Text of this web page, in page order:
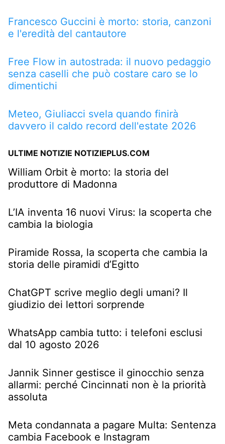
Francesco Guccini è morto: storia, canzoni
e l'eredità del cantautore
Free Flow in autostrada: il nuovo pedaggio
senza caselli che può costare caro se lo
dimentichi
Meteo, Giuliacci svela quando finirà
davvero il caldo record dell'estate 2026
ULTIME NOTIZIE NOTIZIEPLUS.COM
William Orbit è morto: la storia del
produttore di Madonna
L’IA inventa 16 nuovi Virus: la scoperta che
cambia la biologia
Piramide Rossa, la scoperta che cambia la
storia delle piramidi d’Egitto
ChatGPT scrive meglio degli umani? Il
giudizio dei lettori sorprende
WhatsApp cambia tutto: i telefoni esclusi
dal 10 agosto 2026
Jannik Sinner gestisce il ginocchio senza
allarmi: perché Cincinnati non è la priorità
assoluta
Meta condannata a pagare Multa: Sentenza
cambia Facebook e Instagram